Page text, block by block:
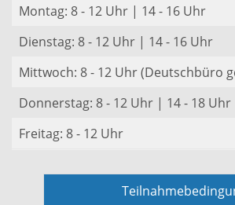
Montag: 8 - 12 Uhr | 14 - 16 Uhr
Dienstag: 8 - 12 Uhr | 14 - 16 Uhr
Mittwoch: 8 - 12 Uhr (Deutschbüro
Donnerstag: 8 - 12 Uhr | 14 - 18 Uhr
Freitag: 8 - 12 Uhr